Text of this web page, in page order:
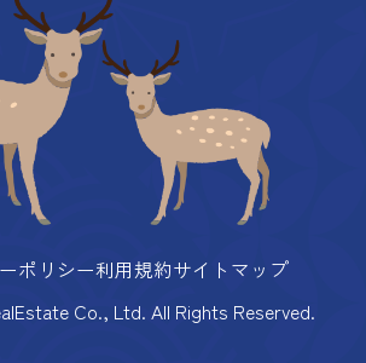
ポリシー利用規約サイトマップ
Co., Ltd. All Rights Reserved.